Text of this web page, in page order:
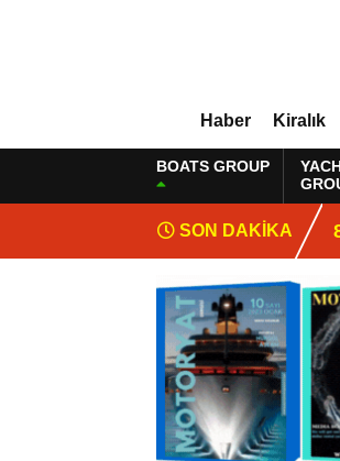
Haber Kiralık
BOATS GROUP
SON DAKİKA